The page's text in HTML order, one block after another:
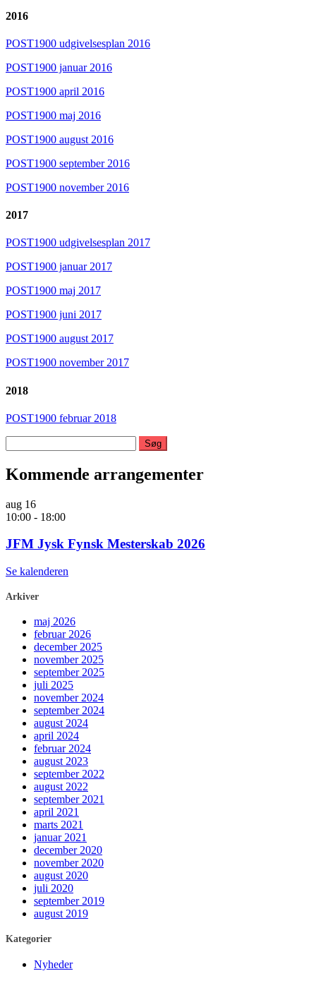
2016
POST1900 udgivelsesplan 2016
POST1900 januar 2016
POST1900 april 2016
POST1900 maj 2016
POST1900 august 2016
POST1900 september 2016
POST1900 november 2016
2017
POST1900 udgivelsesplan 2017
POST1900 januar 2017
POST1900 maj 2017
POST1900 juni 2017
POST1900 august 2017
POST1900 november 2017
2018
POST1900 februar 2018
efter:
Kommende arrangementer
aug 16
10:00 - 18:00
JFM Jysk Fynsk Mesterskab 2026
Se kalenderen
Arkiver
maj 2026
februar 2026
december 2025
november 2025
september 2025
juli 2025
november 2024
september 2024
august 2024
april 2024
februar 2024
august 2023
september 2022
august 2022
september 2021
april 2021
marts 2021
januar 2021
december 2020
november 2020
august 2020
juli 2020
september 2019
august 2019
Kategorier
Nyheder